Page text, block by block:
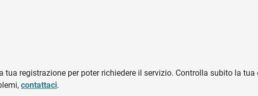
tua registrazione per poter richiedere il servizio. Controlla subito la tua
contattaci.